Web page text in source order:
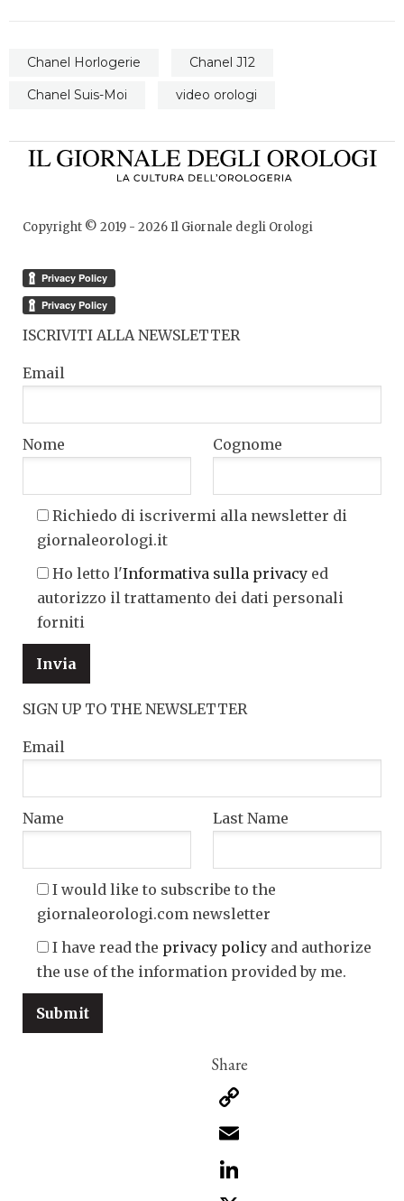
Chanel Horlogerie
Chanel J12
Chanel Suis-Moi
video orologi
Copyright © 2019 - 2026Il Giornale degli Orologi
ISCRIVITI ALLA NEWSLETTER
Email
Nome Cognome
Richiedo di iscrivermi alla newsletter di
giornaleorologi.it
Ho letto l'Informativa sulla privacy ed
autorizzo il trattamento dei dati personali
forniti
SIGN UP TO THE NEWSLETTER
Email
Name Last Name
I would like to subscribe to the
giornaleorologi.com newsletter
I have read the privacy policy and authorize
the use of the information provided by me.